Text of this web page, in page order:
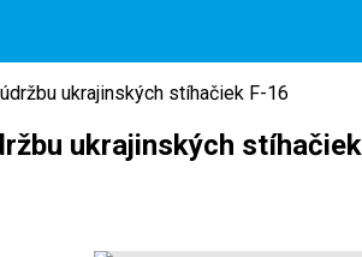
ukrajinských stíhačiek F-16
ukrajinských